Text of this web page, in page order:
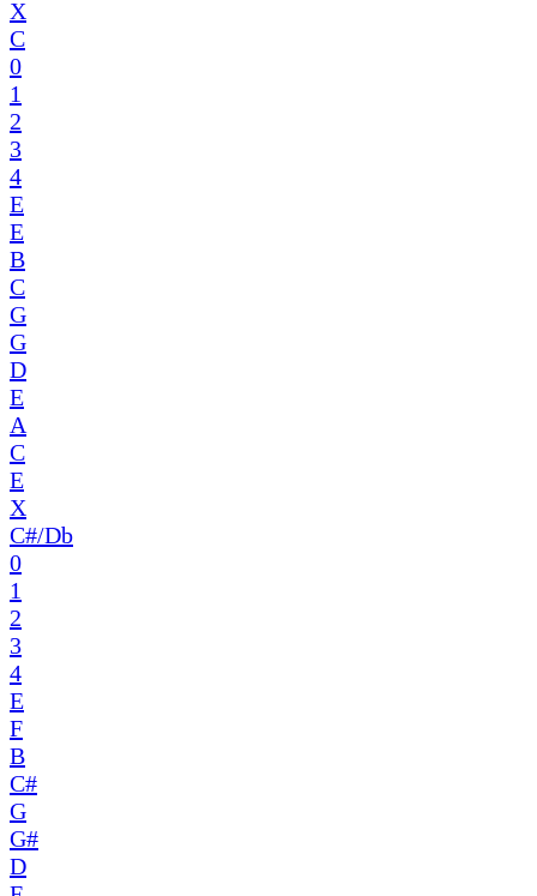
X
C
0
1
2
3
4
E
E
B
C
G
G
D
E
A
C
E
X
C#/Db
0
1
2
3
4
E
F
B
C#
G
G#
D